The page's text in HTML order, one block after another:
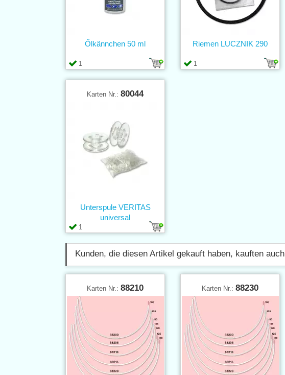
1
Őlkännchen 50 ml
1
Riemen LUCZNIK 290
Karten Nr.: 80044
1
Unterspule VERITAS
universal
Kunden, die diesen Artikel gekauft haben, kauften auch
Karten Nr.: 88210 Karten Nr.: 88230